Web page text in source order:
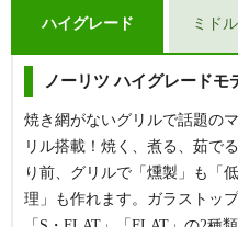
便利な機能が標準搭載されてお
ートが付属しているので、お手
高いのも魅力。
【基
ロ
ラ
ブン
プ」、水無し両面焼きが搭載さ
幅60cm
【
ュ・
連動
ハイグレード
ノーリツ ハイグレードモ
焼き網がないグリルで話題の
リル搭載！焼く、煮る、茹で
り前、グリルで「燻製」も「
理」も作れます。ガラストッ
ミド